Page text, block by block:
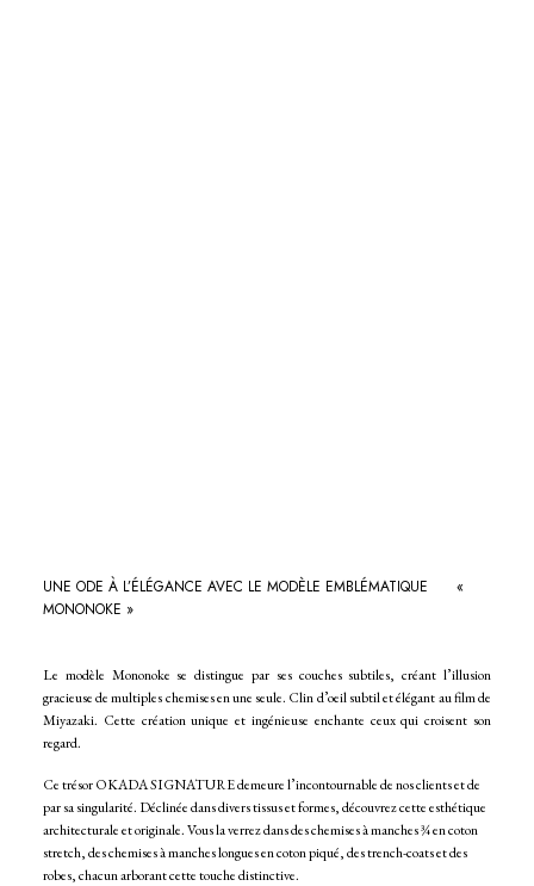
UNE ODE À L’ÉLÉGANCE AVEC LE MODÈLE EMBLÉMATIQUE «
MONONOKE »
Le modèle Mononoke se distingue par ses couches subtiles, créant l’illusion
gracieuse de multiples chemises en une seule. Clin d’oeil subtil et élégant au film de
Miyazaki. Cette création unique et ingénieuse enchante ceux qui croisent son
regard.
Ce trésor OKADA SIGNATURE demeure l’incontournable de nos clients et de
par sa singularité. Déclinée dans divers tissus et formes, découvrez cette esthétique
architecturale et originale. Vous la verrez dans des chemises à manches ¾ en coton
stretch, des chemises à manches longues en coton piqué, des trench-coats et des
robes, chacun arborant cette touche distinctive.